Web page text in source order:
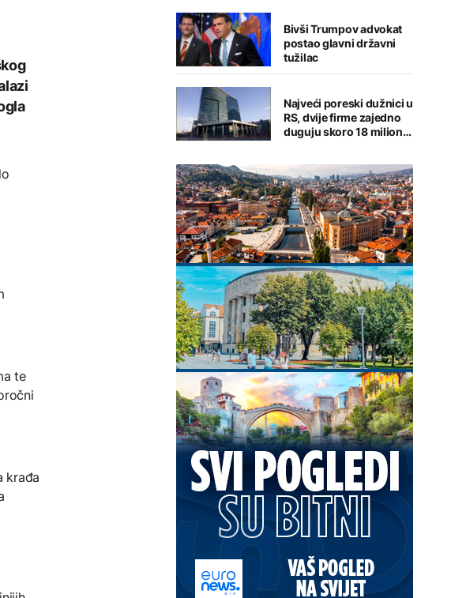
te
krađa
Bivši Trumpov advokat
postao glavni državni
tužilac
Najveći poreski dužnici u
RS, dvije firme zajedno
duguju skoro 18 miliona